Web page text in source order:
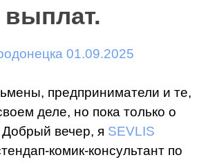
выплат.
01.09.2025
предприниматели и те,
деле, но пока только о
вечер, я SEVLIS
комик-консультант по